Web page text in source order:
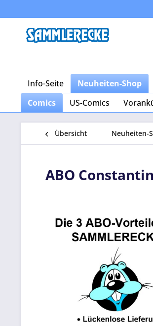
Info-Seite Neuheiten-Shop
Comics
US-Comics
Übersicht Neuheiten-
ABO